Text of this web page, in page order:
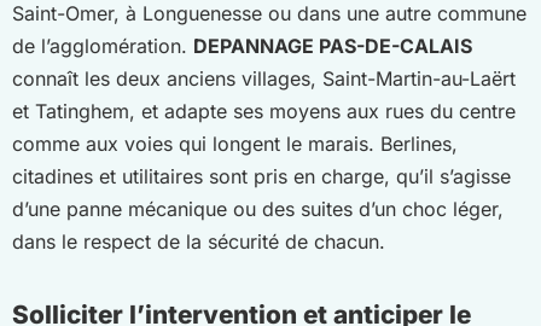
Saint-Omer, à Longuenesse ou dans une autre commune
de l’agglomération. DEPANNAGE PAS-DE-CALAIS
connaît les deux anciens villages, Saint-Martin-au-Laërt
et Tatinghem, et adapte ses moyens aux rues du centre
comme aux voies qui longent le marais. Berlines,
citadines et utilitaires sont pris en charge, qu’il s’agisse
d’une panne mécanique ou des suites d’un choc léger,
dans le respect de la sécurité de chacun.
Solliciter l’intervention et anticiper le